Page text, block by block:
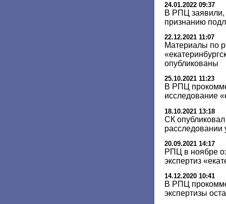
24.01.2022 09:37
В РПЦ заявили,
признанию
22.12.2021 11:07
Материалы по
опубликованы
25.10.2021 11:23
В РПЦ
исследование
18.10.2021 13:18
СК опубликовал
расследовании
20.09.2021 14:17
РПЦ в ноябре
экспертиз
14.12.2020 10:41
В РПЦ
экспертизы